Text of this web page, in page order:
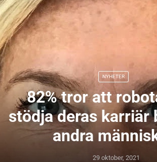
NYHETER
82% tror att
stödja deras karriär
andra
29 oktober, 2021